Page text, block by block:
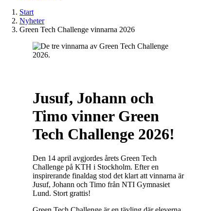
Start
Nyheter
Green Tech Challenge vinnarna 2026
Jusuf, Johann och
Timo vinner Green
Tech Challenge 2026!
Den 14 april avgjordes årets Green Tech
Challenge på KTH i Stockholm. Efter en
inspirerande finaldag stod det klart att vinnarna är
Jusuf, Johann och Timo från NTI Gymnasiet
Lund. Stort grattis!